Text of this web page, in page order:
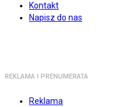
Kontakt
Napisz do nas
REKLAMA I PRENUMERATA
Reklama